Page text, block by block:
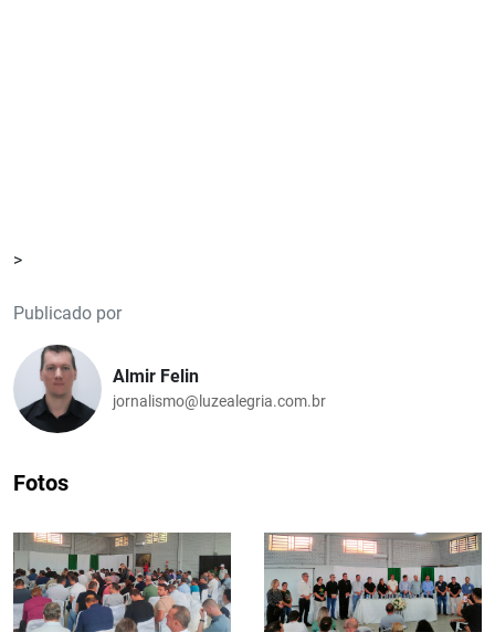
>
Publicado por
Almir Felin
jornalismo@luzealegria.com.br
Fotos